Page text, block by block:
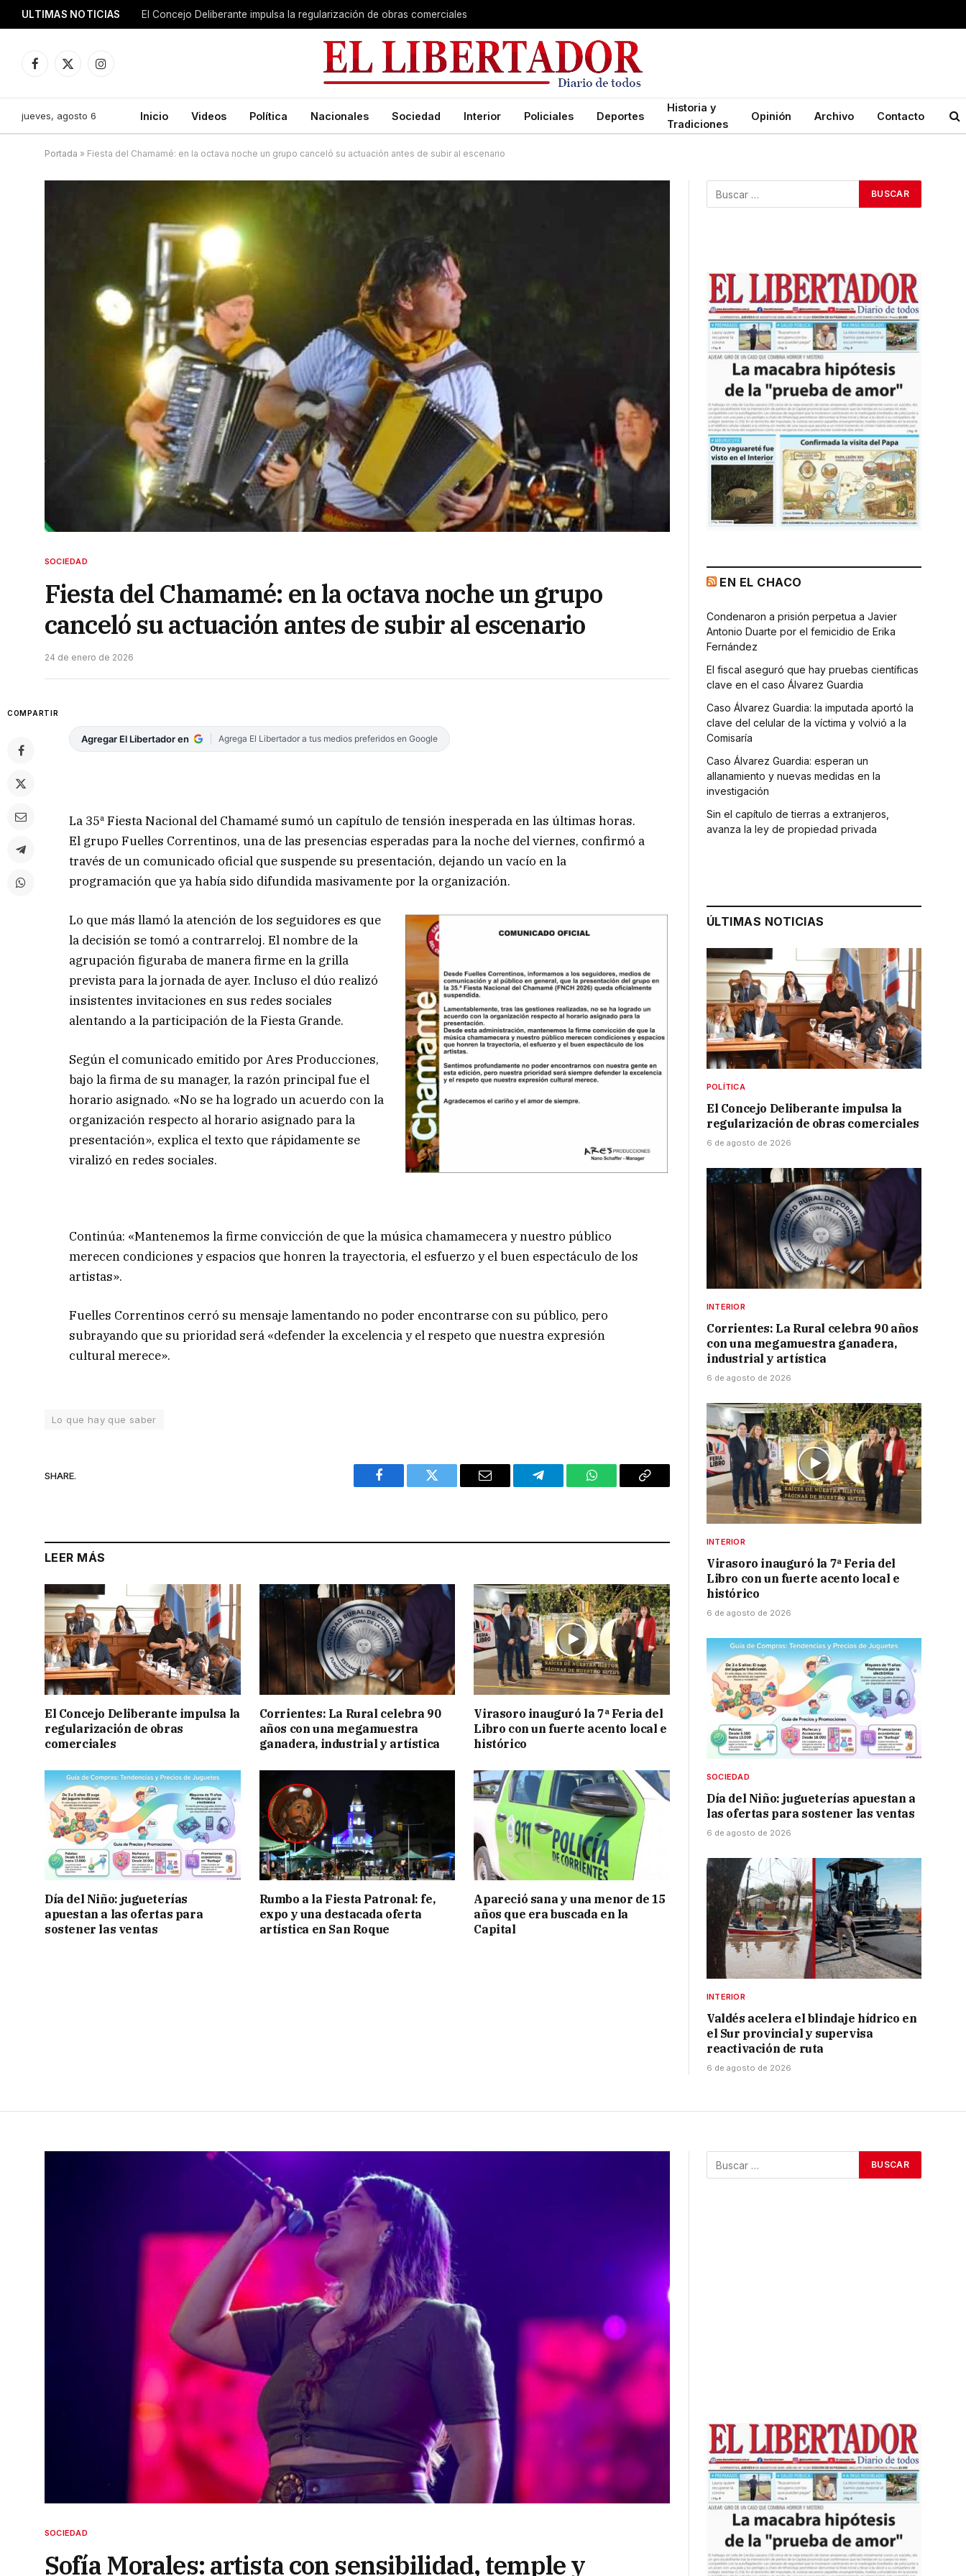
ULTIMAS NOTICIAS El Concejo Deliberante impulsa la regularización de obras comerciales
Facebook
X
Instagram
jueves, agosto 6 Inicio Videos Política Nacionales Sociedad Interior Policiales Deportes
Historia y
Tradiciones
Opinión Archivo Contacto
Portada » Fiesta del Chamamé: en la octava noche un grupo canceló su actuación antes de subir al escenario
SOCIEDAD
Fiesta del Chamamé: en la octava noche un grupo
canceló su actuación antes de subir al escenario
24 de enero de 2026
COMPARTIR
Agregar El Libertador en Agrega El Libertador a tus medios preferidos en Google
La 35ª Fiesta Nacional del Chamamé sumó un capítulo de tensión inesperada en las últimas horas.
El grupo Fuelles Correntinos, una de las presencias esperadas para la noche del viernes, confirmó a
través de un comunicado oficial que suspende su presentación, dejando un vacío en la
programación que ya había sido difundida masivamente por la organización.
Lo que más llamó la atención de los seguidores es que
la decisión se tomó a contrarreloj. El nombre de la
agrupación figuraba de manera firme en la grilla
prevista para la jornada de ayer. Incluso el dúo realizó
insistentes invitaciones en sus redes sociales
alentando a la participación de la Fiesta Grande.
Según el comunicado emitido por Ares Producciones,
bajo la firma de su manager, la razón principal fue el
horario asignado. «No se ha logrado un acuerdo con la
organización respecto al horario asignado para la
presentación», explica el texto que rápidamente se
viralizó en redes sociales.
Continúa: «Mantenemos la firme convicción de que la música chamamecera y nuestro público
merecen condiciones y espacios que honren la trayectoria, el esfuerzo y el buen espectáculo de los
artistas».
Fuelles Correntinos cerró su mensaje lamentando no poder encontrarse con su público, pero
subrayando que su prioridad será «defender la excelencia y el respeto que nuestra expresión
cultural merece».
Lo que hay que saber
SHARE.
Facebook Twitter Email Telegram WhatsAppCopy
LEER MÁS
El Concejo Deliberante impulsa la
regularización de obras
comerciales
Corrientes: La Rural celebra 90
años con una megamuestra
ganadera, industrial y artística
Virasoro inauguró la 7ª Feria del
Libro con un fuerte acento local e
histórico
Día del Niño: jugueterías
apuestan a las ofertas para
sostener las ventas
Rumbo a la Fiesta Patronal: fe,
expo y una destacada oferta
artística en San Roque
Apareció sana y una menor de 15
años que era buscada en la
Capital
EN EL CHACO
Condenaron a prisión perpetua a Javier
Antonio Duarte por el femicidio de Erika
Fernández
El fiscal aseguró que hay pruebas científicas
clave en el caso Álvarez Guardia
Caso Álvarez Guardia: la imputada aportó la
clave del celular de la víctima y volvió a la
Comisaría
Caso Álvarez Guardia: esperan un
allanamiento y nuevas medidas en la
investigación
Sin el capítulo de tierras a extranjeros,
avanza la ley de propiedad privada
ÚLTIMAS NOTICIAS
POLÍTICA
El Concejo Deliberante impulsa la
regularización de obras comerciales
6 de agosto de 2026
INTERIOR
Corrientes: La Rural celebra 90 años
con una megamuestra ganadera,
industrial y artística
6 de agosto de 2026
INTERIOR
Virasoro inauguró la 7ª Feria del
Libro con un fuerte acento local e
histórico
6 de agosto de 2026
SOCIEDAD
Día del Niño: jugueterías apuestan a
las ofertas para sostener las ventas
6 de agosto de 2026
INTERIOR
Valdés acelera el blindaje hídrico en
el Sur provincial y supervisa
reactivación de ruta
6 de agosto de 2026
SOCIEDAD
Sofía Morales: artista con sensibilidad, temple y